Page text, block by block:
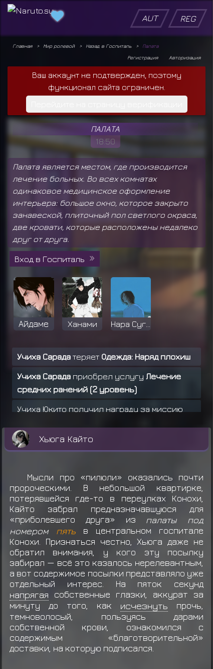
AUT REG
Главная Мир ролевой Назад в Госпиталь
Палата
Авторизация
Регистрация
Ваш аккаунт не подтвержден, поэтому
функционал сайта ограничен.
ПАЛАТА
18:50
Палата является местом, где производится
лечение больных. Во всех комнатах
одинаковое медицинское оформление
интерьера: большое окно, которое закрыто
занавеской, плиточный пол светлого окраса,
две кровати, которые расположены недалеко
друг от друга.
Вход в Госпиталь
Айдаме Ханами Нара Сугуру
Учиха Сарадатеряет Одежда: Наряд плохиш
Учиха Сарада приобрел услугуЛечение
средних ранений (2 уровень)
Учиха Юкито получил награду за миссию
Учиха Юкито получил награду за миссию
ранга D
Якуши Кабуто получил награду за миссию
ранга C
Каратачи Ягура приобрел услугуЛечение
очень тяжёлых ранений (4 уровень)
Хьюга Кайто
Мысли про «пилюли» оказались почти
пророческими. В небольшой квартирке,
потерявшейся где-то в переулках Конохи,
Кайто забрал предназначавшуюся для
«приболевшего друга» из палаты под
номером пятьв центральном госпитале
Конохи. Признаться честно, Хьюга даже не
обратил внимания, у кого эту посылку
забирал — всё это казалось нерелевантным,
а вот содержимое посылки представляло уже
отдельный интерес. На пяток секунд
напрягая собственные глазки, аккурат за
минуту до того, как исчезнуть прочь,
темноволосый, пользуясь дарами
собственной крови, ознакомился с
содержимым «благотворительной»
доставки, на которую подписался.